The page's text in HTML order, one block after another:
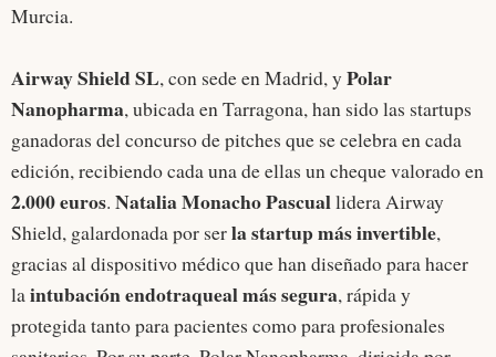
Murcia.
Airway Shield SL, con sede en Madrid, yPolar
Nanopharma, ubicada en Tarragona, han sido las startups
ganadoras del concurso de pitches que se celebra en cada
edición, recibiendo cada una de ellas un cheque valorado en
2.000 euros. Natalia Monacho Pascuallidera Airway
Shield, galardonada por serla startup más invertible,
gracias al dispositivo médico que han diseñado para hacer
laintubación endotraqueal más segura, rápida y
protegida tanto para pacientes como para profesionales